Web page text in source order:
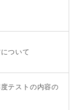
ついて
テストの内容の